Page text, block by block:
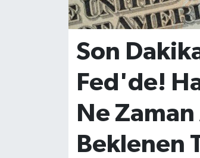
Son
Fed'de!
Ne
Beklenen
KENT GÜNDEMİ
KÜLTÜR-SANAT
MAGAZİN